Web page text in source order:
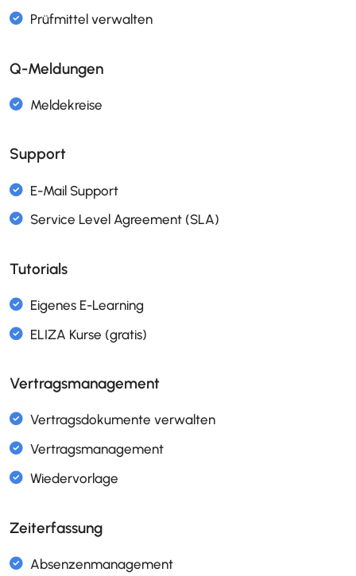
Stellenbeschreibungen
Freigabeworkflow für Projekte
Projektportfolio Management
Interaktive Prozesslandkarte
Prozessbeschreibung mit DEMI/RACI
Prüfmittel verwalten
Q-Meldungen
Support
Tutorials
Vertragsmanagement
Zeiterfassung